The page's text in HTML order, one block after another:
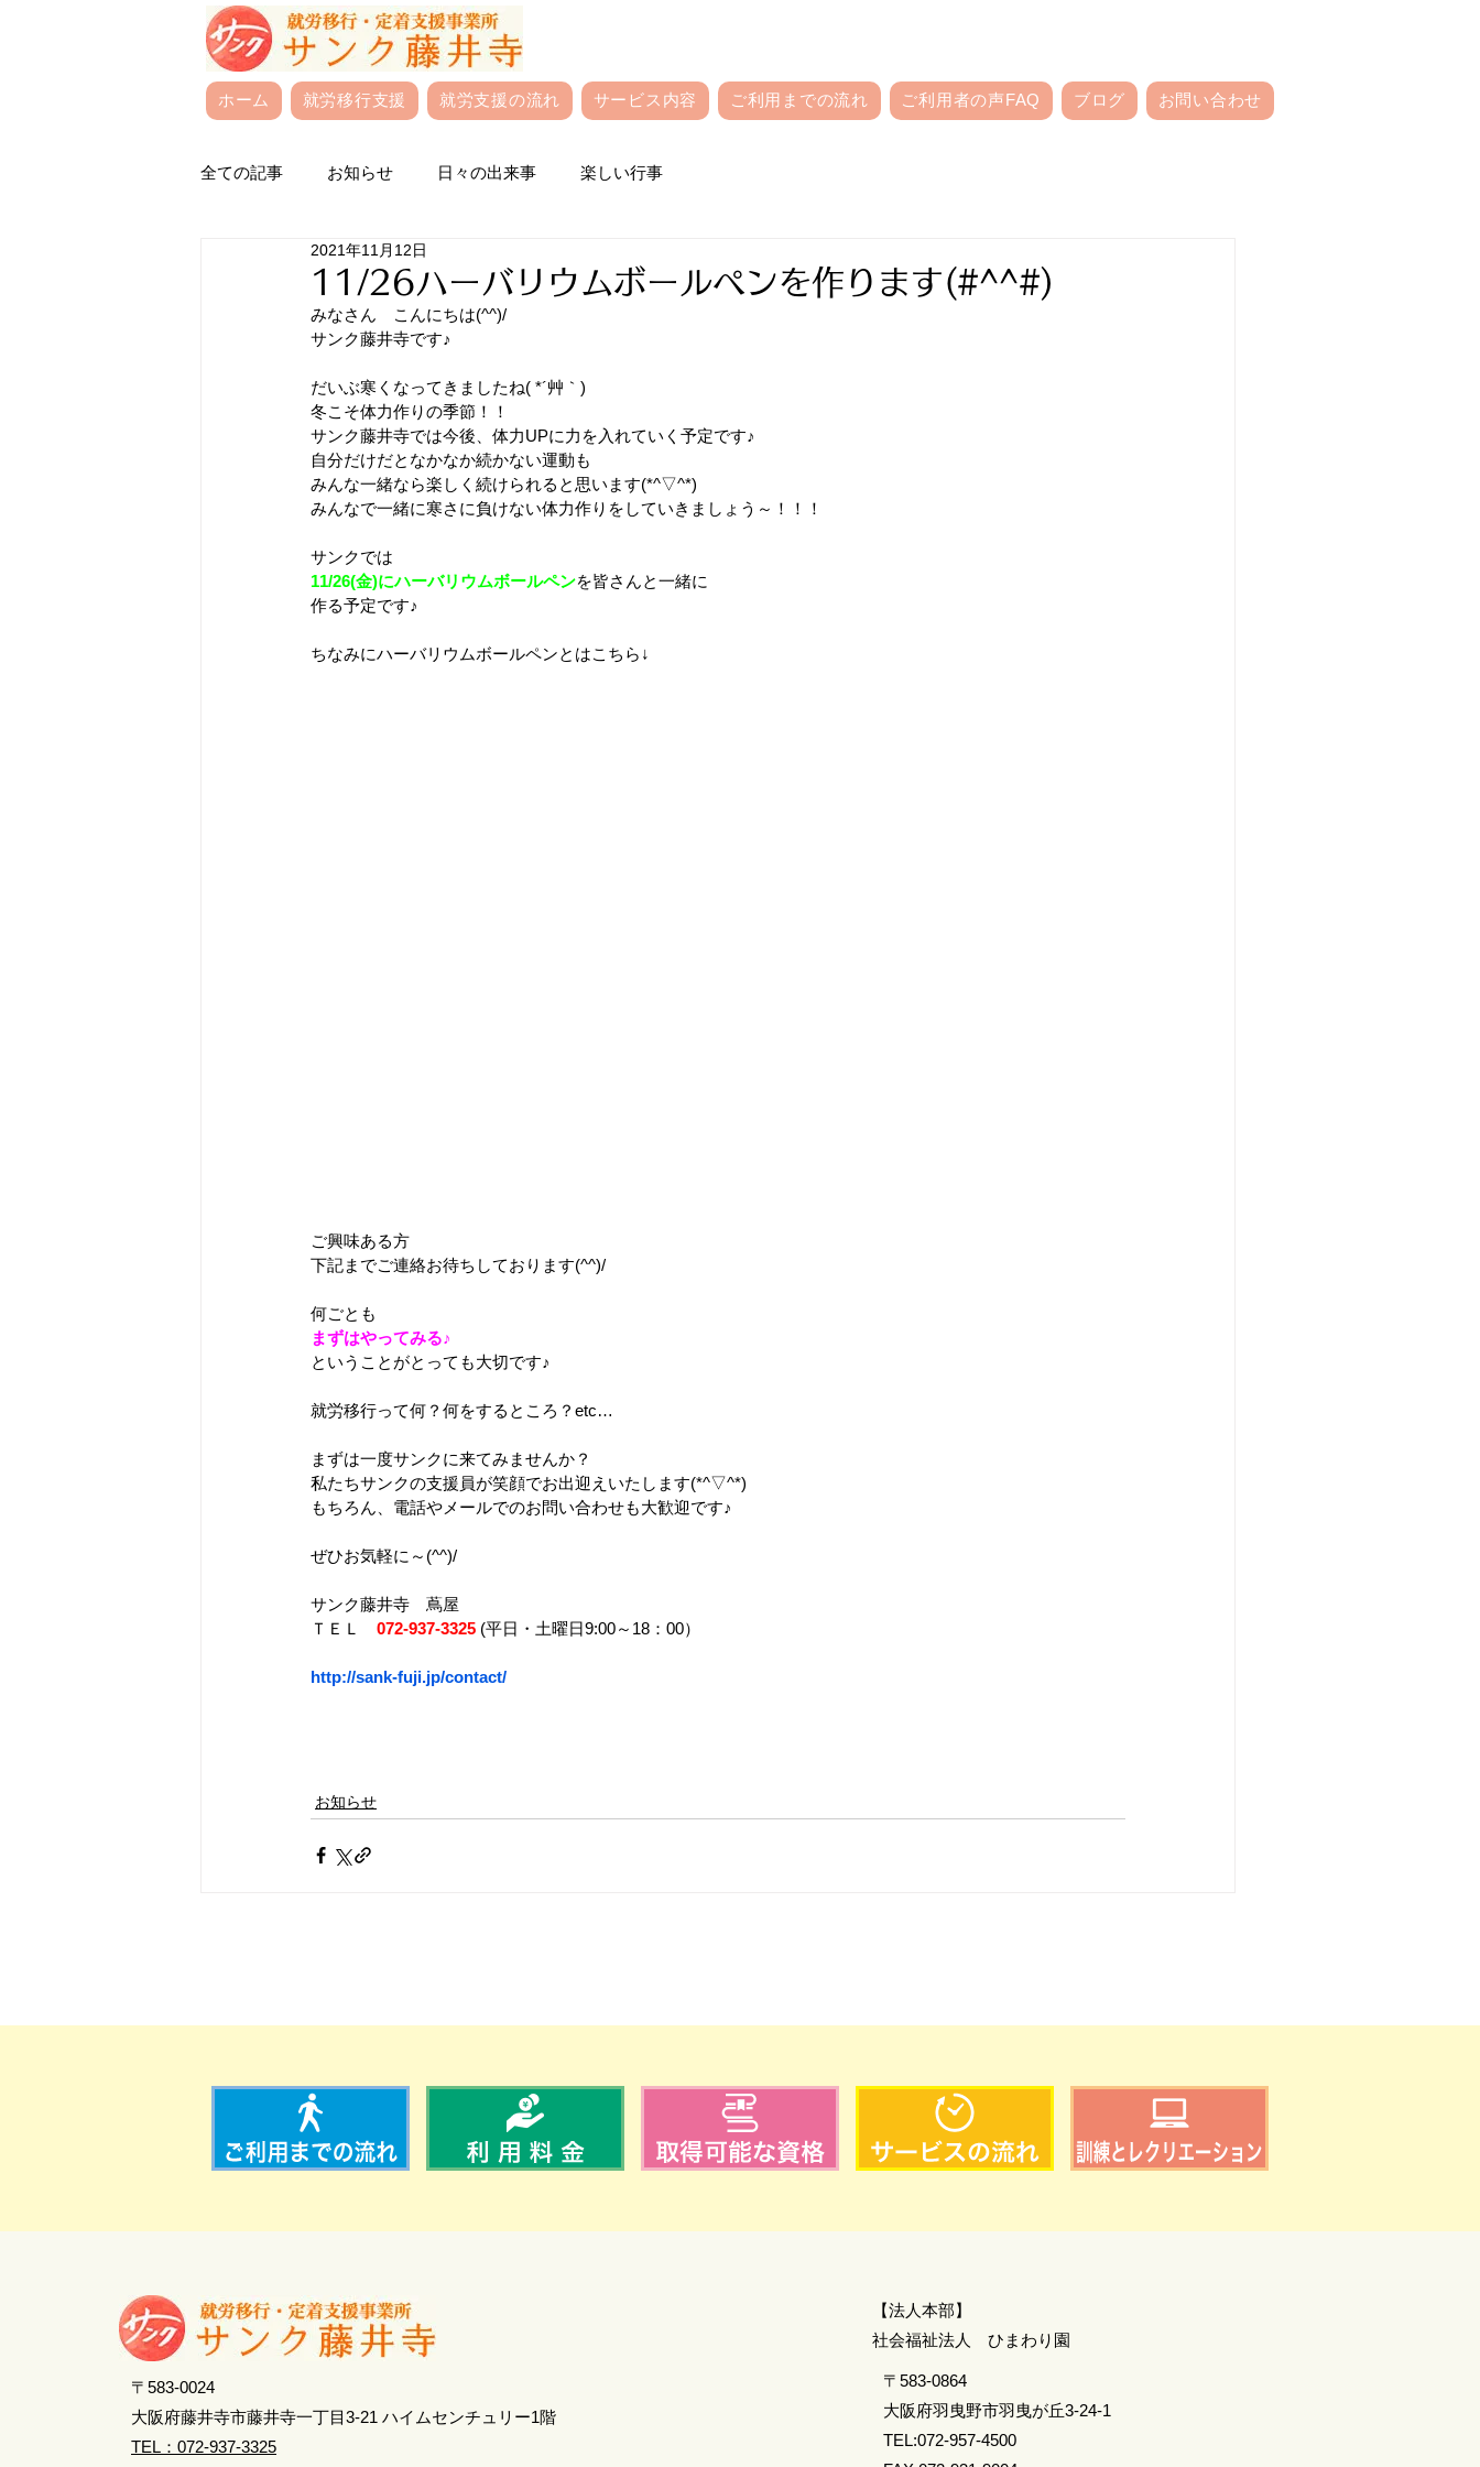
ホーム 就労移行支援 就労支援の流れ サービス内容 ご利用までの流れ ご利用者の声FAQ ブログ お問い合わせ
全ての記事 お知らせ 日々の出来事 楽しい行事
11/26ハーバリウムボールペンを作ります(#^^#)
2021年11月12日
みなさん　こんにちは(^^)/
サンク藤井寺です♪
だいぶ寒くなってきましたね( *´艸｀)
冬こそ体力作りの季節！！
サンク藤井寺では今後、体力UPに力を入れていく予定です♪
自分だけだとなかなか続かない運動も
みんな一緒なら楽しく続けられると思います(*^▽^*)
みんなで一緒に寒さに負けない体力作りをしていきましょう～！！！
サンクでは
11/26(金)にハーバリウムボールペンを皆さんと一緒に
作る予定です♪
ちなみにハーバリウムボールペンとはこちら↓
ご興味ある方
下記までご連絡お待ちしております(^^)/
何ごとも
まずはやってみる♪
ということがとっても大切です♪
就労移行って何？何をするところ？etc…
まずは一度サンクに来てみませんか？
私たちサンクの支援員が笑顔でお出迎えいたします(*^▽^*)
もちろん、電話やメールでのお問い合わせも大歓迎です♪
ぜひお気軽に～(^^)/
サンク藤井寺　蔦屋
ＴＥＬ 072-937-3325 (平日・土曜日9:00～18：00）
http://sank-fuji.jp/contact/
お知らせ
〒583-0024
大阪府藤井寺市藤井寺一丁目3-21 ハイムセンチュリー1階
TEL：072-937-3325
【法人本部】
​社会福祉法人 ひまわり園
〒583-0864
大阪府羽曳野市羽曳が丘3-24-1
TEL:072-957-4500